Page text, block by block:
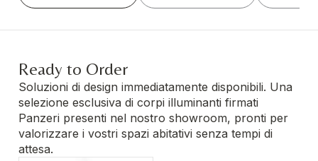
Ready to Order
Soluzioni di design immediatamente disponibili. Una
selezione esclusiva di corpi illuminanti firmati
Panzeri presenti nel nostro showroom, pronti per
valorizzare i vostri spazi abitativi senza tempi di
attesa.